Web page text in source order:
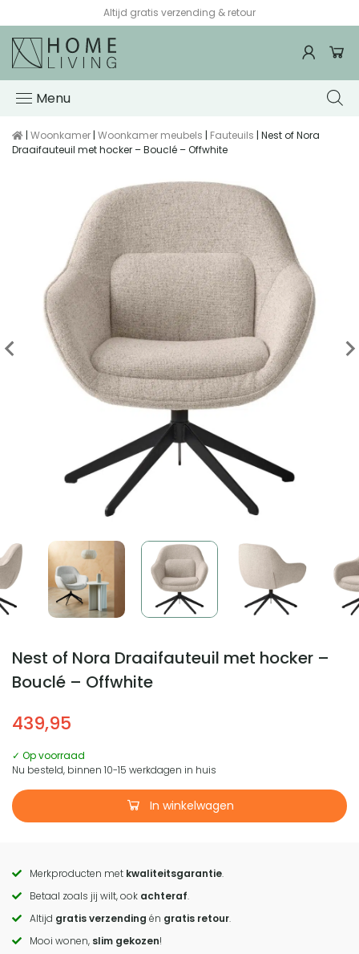
Altijd gratis verzending & retour
Menu
| Woonkamer | Woonkamer meubels | Fauteuils | Nest of Nora
Draaifauteuil met hocker – Bouclé – Offwhite
Nest of Nora Draaifauteuil met hocker –
Bouclé – Offwhite
439,95
✓ Op voorraad
Nu besteld, binnen 10-15 werkdagen in huis
In winkelwagen
Call
to
actions
Merkproducten met kwaliteitsgarantie.
Betaal zoals jij wilt, ook achteraf.
Altijd gratis verzending én gratis retour.
Mooi wonen, slim gekozen!